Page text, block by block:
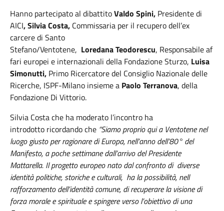
Hanno partecipato al dibattitoValdo Spini, Presidente di
AICI,Silvia Costa, Commissaria per il recupero dell’ex
carcere di Santo
Stefano/Ventotene, LoredanaTeodorescu, Responsabile af
fari europei e internazionali della Fondazione Sturzo, Luisa
Simonutti, Primo Ricercatore del Consiglio Nazionale delle
Ricerche, ISPF-Milano insieme a Paolo Terranova, della
Fondazione Di Vittorio.
Silvia Costa che ha moderato l’incontro ha
introdotto ricordando che “Siamo proprio qui aVentotene nel
luogo giusto per ragionare di Europa, nell’anno dell’80° del
Manifesto, a pochesettimane dall’arrivo del Presidente
Mattarella. Il progetto europeo nato dalconfronto didiverse
identità politiche, storicheeculturali, ha lapossibilità, nell
rafforzamentodell’identitàcomune, di recuperare la visione di
forza morale e spirituale e spingere verso l’obiettivo di una